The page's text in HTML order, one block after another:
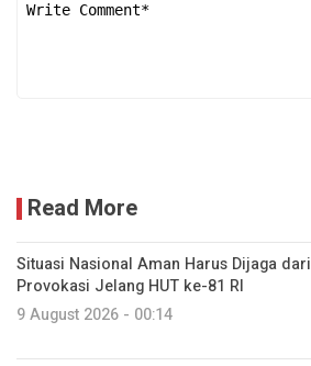
Read More
Situasi Nasional Aman Harus Dijaga dari
Provokasi Jelang HUT ke-81 RI
9 August 2026 - 00:14